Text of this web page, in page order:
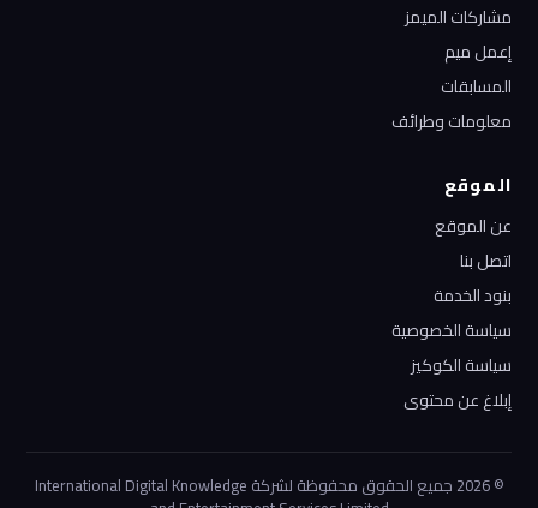
مشاركات الميمز
إعمل ميم
المسابقات
معلومات وطرائف
الموقع
عن الموقع
اتصل بنا
بنود الخدمة
سياسة الخصوصية
سياسة الكوكيز
إبلاغ عن محتوى
© 2026 جميع الحقوق محفوظة لشركة International Digital Knowledge